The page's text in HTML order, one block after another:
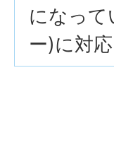
になっ
ー)に対